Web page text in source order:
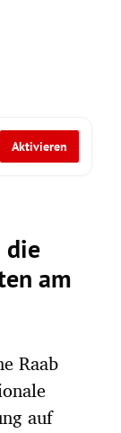
Aktivieren
die
am
Raab
auf